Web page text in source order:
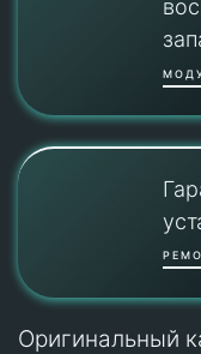
Оригинальный